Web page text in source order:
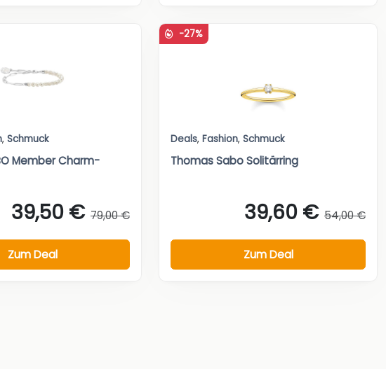
, Schmuck
Member Charm-
39,50 € 79,00 €
Zum Deal
-27%
Deals, Fashion, Schmuck
Thomas Sabo Solitärring
39,60 € 54,00 €
Zum Deal